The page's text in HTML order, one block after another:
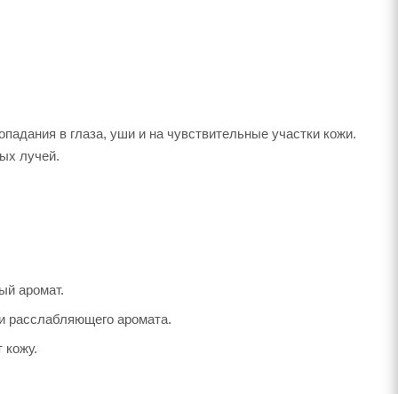
в глаза, уши и на чувствительные участки кожи.
лучей.
аромат.
расслабляющего аромата.
кожу.